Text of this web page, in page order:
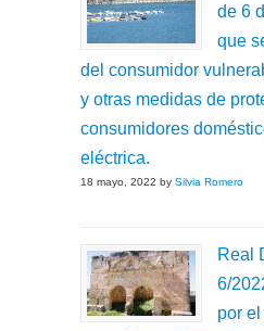
de 6
que
del consumidor
y otras medidas de
consumidores
eléctrica.
18 mayo, 2022 by Silvia Romero
Real
6/
por